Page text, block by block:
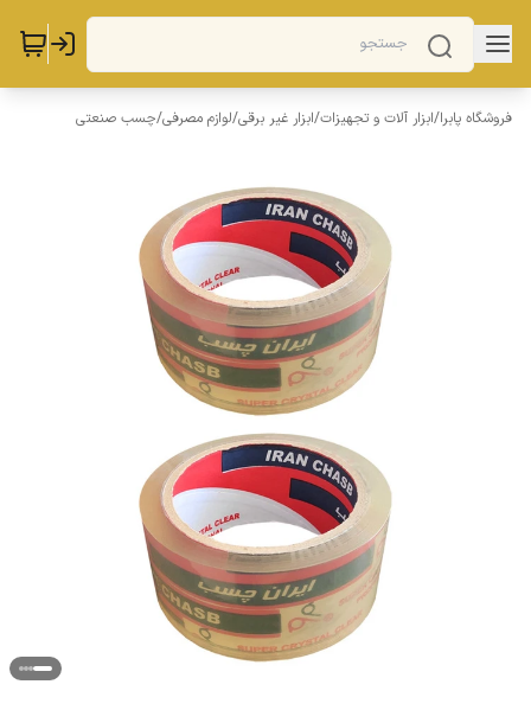
فروشگاه پابرا/ابزار آلات و تجهیزات/ابزار غیر برقی/لوازم مصرفی/چسب صنعتی